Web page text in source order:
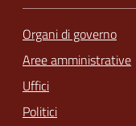
Organi di governo
Aree amministrative
Uffici
Politici